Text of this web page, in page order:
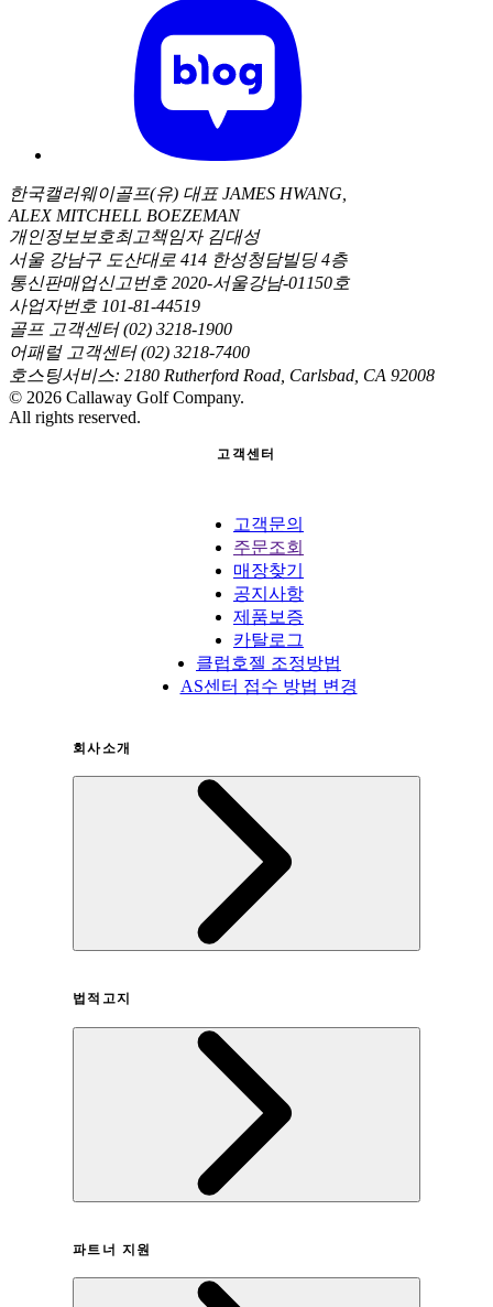
한국캘러웨이골프(유) 대표 JAMES HWANG,
ALEX MITCHELL BOEZEMAN
개인정보보호최고책임자 김대성
서울 강남구 도산대로 414 한성청담빌딩 4층
통신판매업신고번호 2020-서울강남-01150호
사업자번호 101-81-44519
골프 고객센터 (02) 3218-1900
어패럴 고객센터 (02) 3218-7400
호스팅서비스: 2180 Rutherford Road, Carlsbad, CA 92008
© 2026 Callaway Golf Company.
All rights reserved.
고객센터
고객문의
주문조회
매장찾기
공지사항
제품보증
카탈로그
클럽호젤 조정방법
AS센터 접수 방법 변경
회사소개
법적고지
개인정보취급방침
파트너 지원